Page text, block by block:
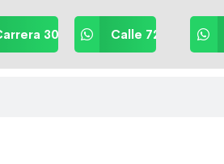
30 Calle 72